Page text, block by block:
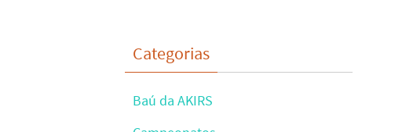
Categorias
Baú da AKIRS